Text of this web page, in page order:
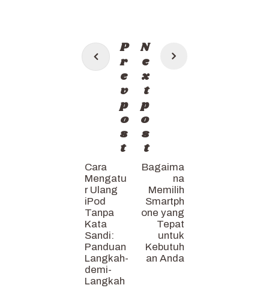
Post
navigation
P
r
e
v
p
o
s
t
Cara
Mengatu
r Ulang
iPod
Tanpa
Kata
Sandi:
Panduan
Langkah-
demi-
Langkah
N
e
x
t
p
o
s
t
Bagaima
na
Memilih
Smartph
one yang
Tepat
untuk
Kebutuh
an Anda